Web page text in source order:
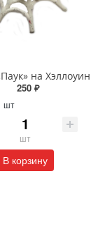
на Хэллоуин
250 ₽
шт
шт
В корзину